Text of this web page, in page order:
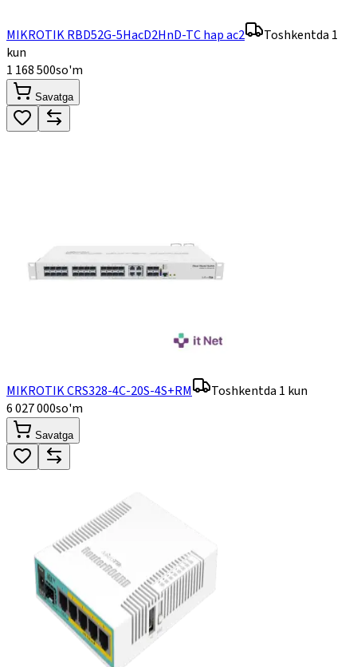
MIKROTIK RBD52G-5HacD2HnD-TC hap ac2
Toshkentda 1
kun
1 168 500so'm
Savatga
MIKROTIK CRS328-4C-20S-4S+RM
Toshkentda 1 kun
6 027 000so'm
Savatga